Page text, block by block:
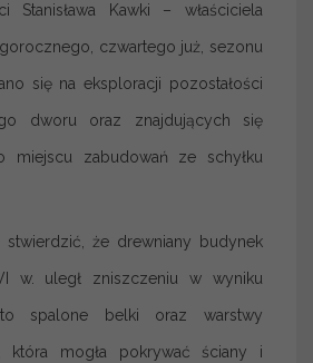
Stanisława Kawki – właściciela
czwartego już, sezonu
się na eksploracji pozostałości
dworu oraz znajdujących się
miejscu zabudowań ze schyłku
stwierdzić, że drewniany budynek
w. uległ zniszczeniu w wyniku
spalone belki oraz warstwy
która mogła pokrywać ściany i